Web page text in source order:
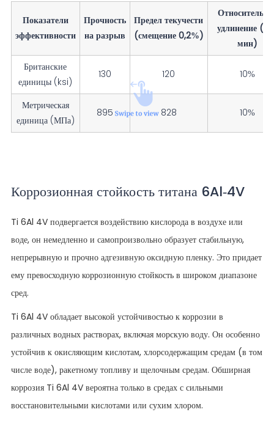
Показатели
эффективности
Прочность
на разрыв
Предел текучести
(смещение 0,2%)
удлинение
мин)
Британские
единицы (ksi)
130 120 10%
Метрическая
единица (МПа)
895 828 10%
Коррозионная стойкость титана 6Al-4V
Ti 6Al 4V подвергается воздействию кислорода в воздухе или
воде, он немедленно и самопроизвольно образует стабильную,
непрерывную и прочно адгезивную оксидную пленку. Это придает
ему превосходную коррозионную стойкость в широком диапазоне
сред.
Ti 6Al 4V обладает высокой устойчивостью к коррозии в
различных водных растворах, включая морскую воду. Он особенно
устойчив к окисляющим кислотам, хлорсодержащим средам (в том
числе воде), ракетному топливу и щелочным средам. Обширная
коррозия Ti 6Al 4V вероятна только в средах с сильными
восстановительными кислотами или сухим хлором.